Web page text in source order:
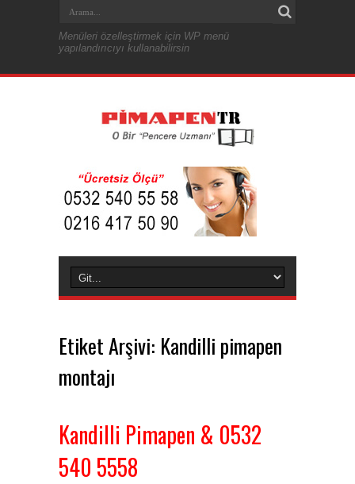
Menüleri özelleştirmek için WP menü
yapılandırıcıyı kullanabilirsin
Etiket Arşivi: Kandilli pimapen
montajı
Kandilli Pimapen & 0532
540 5558